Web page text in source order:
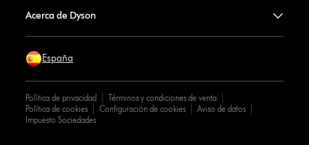
Acerca de Dyson
España
Política de privacidad
Términos y condiciones de venta
Política de cookies
Configuración de cookies
Aviso de datos
Impuesto Sociedades